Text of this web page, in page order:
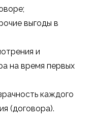
выгоды в
и
на время первых
каждого
(договора).